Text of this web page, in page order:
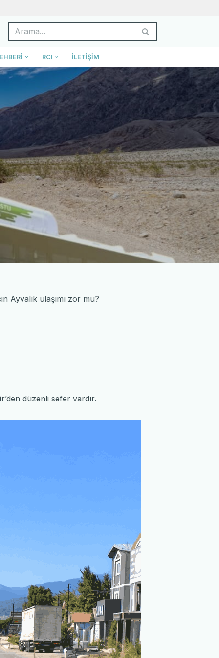
RCI İLETIŞIM
Ayvalık ulaşımı zor mu?
düzenli sefer vardır.